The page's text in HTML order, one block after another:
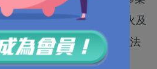
損壞、侮辱國旗、企圖縱火及
，他昨日（6日）在區域法
還押至本月20日判刑。